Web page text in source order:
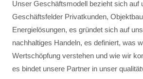
Unser Geschäftsmodell bezieht sich auf
Geschäftsfelder Privatkunden,
Energielösungen, es gründet sich auf
nachhaltiges Handeln, es definiert, was
Wertschöpfung verstehen und wie wir
es bindet unsere Partner in unser